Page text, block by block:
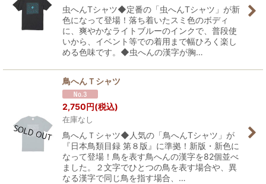
虫へんTシャツ◆定番の「虫へんTシャツ」が新
色になって登場！落ち着いたスミ色のボディ
に、爽やかなライトブルーのインクで、普段使
いから、イベント等での着用まで幅ひろく楽し
める色味です。◆虫へんの漢字が胸…
鳥へんＴシャツ
2,750 円(税込)
在庫なし
鳥へんＴシャツ◆人気の「鳥へんTシャツ」が
『日本鳥類目録 第８版』に準拠！新版・新色に
なって登場！鳥を表す鳥へんの漢字を82個並べ
ました。２文字でひとつの鳥を表す場合や、異
なる漢字で同じ鳥を指す場合、…